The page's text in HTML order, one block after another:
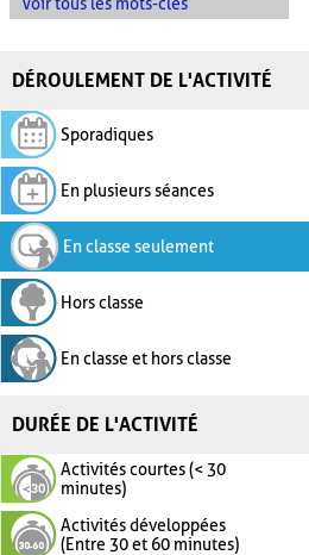
DÉROULEMENT DE L'ACTIVITÉ
Sporadiques
En plusieurs séances
En classe seulement
Hors classe
En classe et hors classe
DURÉE DE L'ACTIVITÉ
Activités courtes (< 30
minutes)
Activités développées
(Entre 30 et 60 minutes)